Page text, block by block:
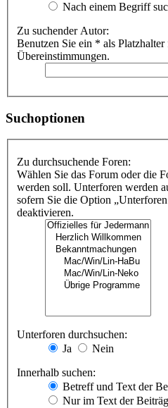
Nach einem Begriff
Zu suchender Autor:
Benutzen Sie ein * als
Übereinstimmungen.
Suchoptionen
Zu durchsuchende Foren:
Wählen Sie das Forum oder die
werden soll. Unterforen werden
sofern Sie die Option
deaktivieren.
Unterforen durchsuchen:
Ja
Nein
Innerhalb suchen:
Betreff und Text der
Nur im Text der